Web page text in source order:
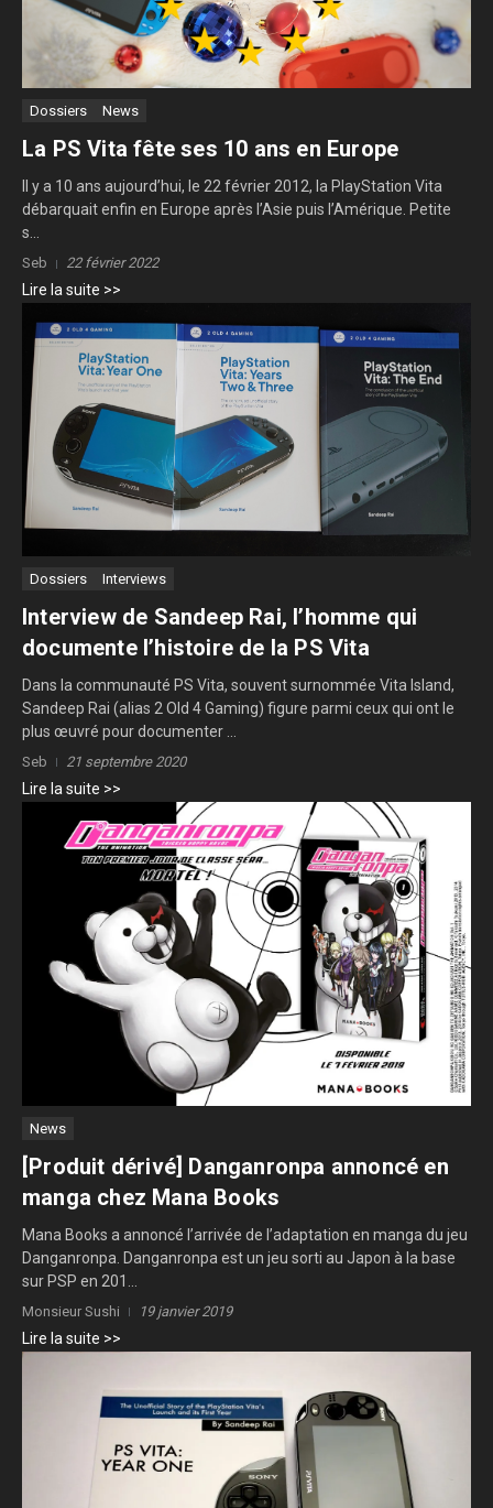
Dossiers News
La PS Vita fête ses 10 ans en Europe
Il y a 10 ans aujourd’hui, le 22 février 2012, la PlayStation Vita
débarquait enfin en Europe après l’Asie puis l’Amérique. Petite
s...
Seb 22 février 2022
Lire la suite >>
Dossiers Interviews
Interview de Sandeep Rai, l’homme qui
documente l’histoire de la PS Vita
Dans la communauté PS Vita, souvent surnommée Vita Island,
Sandeep Rai (alias 2 Old 4 Gaming) figure parmi ceux qui ont le
plus œuvré pour documenter ...
Seb 21 septembre 2020
Lire la suite >>
News
[Produit dérivé] Danganronpa annoncé en
manga chez Mana Books
Mana Books a annoncé l’arrivée de l’adaptation en manga du jeu
Danganronpa. Danganronpa est un jeu sorti au Japon à la base
sur PSP en 201...
Monsieur Sushi 19 janvier 2019
Lire la suite >>